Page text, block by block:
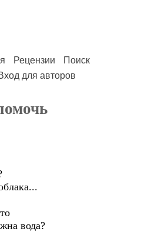
Рецензии
Поиск
для авторов
вода?